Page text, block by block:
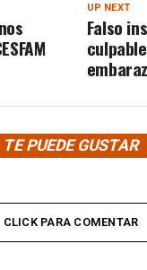
UP NEXT
Falso
TE PUEDE GUSTAR
CLICK PARA COMENTAR